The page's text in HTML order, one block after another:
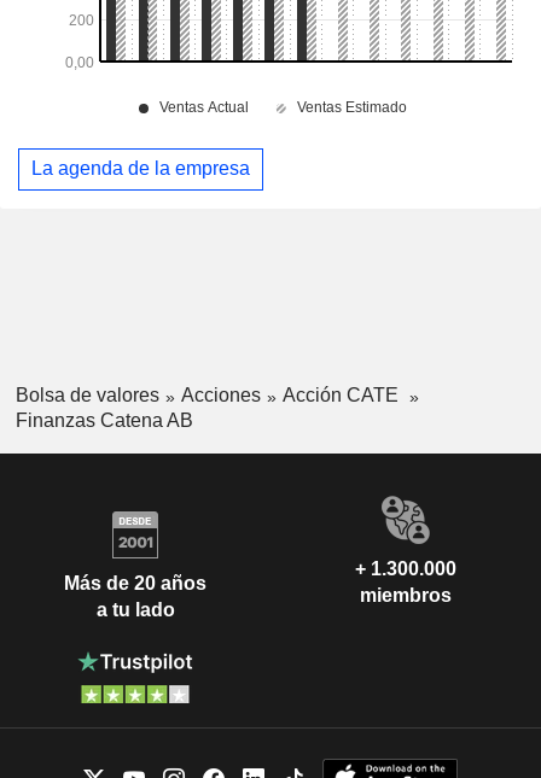
La agenda de la empresa
Bolsa de valores Acciones
Acción CATE
Finanzas Catena AB
Más de 20 años
a tu lado
+ 1.300.000
miembros